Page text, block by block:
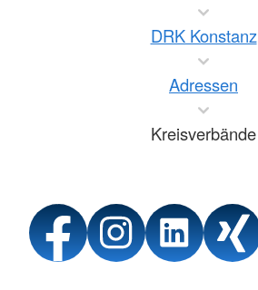
DRK Konstanz
Adressen
Kreisverbände